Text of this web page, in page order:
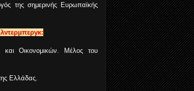
της σημερινής Ευρωπαϊκής
Οικονομικών. Μέλος του
Ελλάδας.